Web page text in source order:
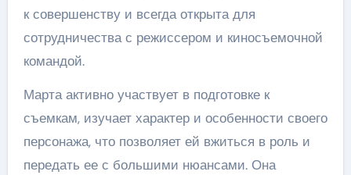
к совершенству и всегда открыта для
сотрудничества с режиссером и киносъемочной
командой.
Марта активно участвует в подготовке к
съемкам, изучает характер и особенности своего
персонажа, что позволяет ей вжиться в роль и
передать ее с большими нюансами. Она